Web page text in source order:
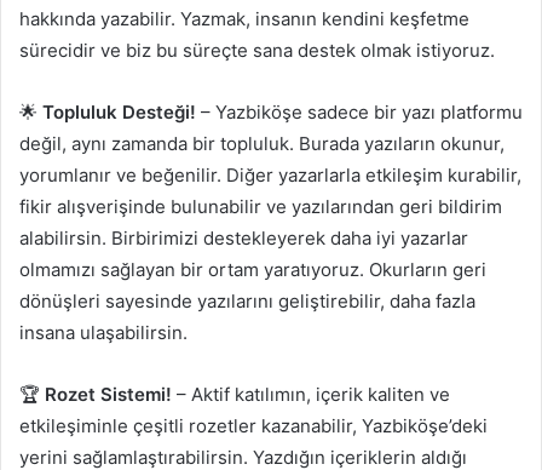
hakkında yazabilir. Yazmak, insanın kendini keşfetme
sürecidir ve biz bu süreçte sana destek olmak istiyoruz.
🌟 Topluluk Desteği! – Yazbiköşe sadece bir yazı platformu
değil, aynı zamanda bir topluluk. Burada yazıların okunur,
yorumlanır ve beğenilir. Diğer yazarlarla etkileşim kurabilir,
fikir alışverişinde bulunabilir ve yazılarından geri bildirim
alabilirsin. Birbirimizi destekleyerek daha iyi yazarlar
olmamızı sağlayan bir ortam yaratıyoruz. Okurların geri
dönüşleri sayesinde yazılarını geliştirebilir, daha fazla
insana ulaşabilirsin.
🏆 Rozet Sistemi! – Aktif katılımın, içerik kaliten ve
etkileşiminle çeşitli rozetler kazanabilir, Yazbiköşe’deki
yerini sağlamlaştırabilirsin. Yazdığın içeriklerin aldığı